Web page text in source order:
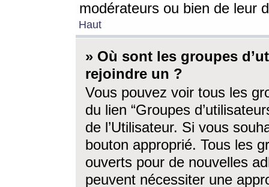
modérateurs ou bien de leur
Haut
» Où sont les groupes
rejoindre un ?
Vous pouvez voir tous les
du lien “Groupes
de l’Utilisateur. Si vous
bouton approprié. Tous les
ouverts pour de nouvelles
peuvent nécessiter une